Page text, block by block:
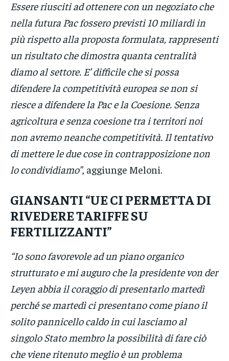
Essere riusciti ad ottenere con un negoziato che
nella futura Pac fossero previsti 10 miliardi in
più rispetto alla proposta formulata, rappresenti
un risultato che dimostra quanta centralità
diamo al settore. E’ difficile che si possa
difendere la competitività europea se non si
riesce a difendere la Pac e la Coesione. Senza
agricoltura e senza coesione tra i territori noi
non avremo neanche competitività. Il tentativo
di mettere le due cose in contrapposizione non
lo condividiamo”, aggiunge Meloni.
GIANSANTI “UE CI PERMETTA DI
RIVEDERE TARIFFE SU
FERTILIZZANTI”
“Io sono favorevole ad un piano organico
strutturato e mi auguro che la presidente von der
Leyen abbia il coraggio di presentarlo martedì
perché se martedì ci presentano come piano il
solito pannicello caldo in cui lasciamo al
singolo Stato membro la possibilità di fare ciò
che viene ritenuto meglio è un problema